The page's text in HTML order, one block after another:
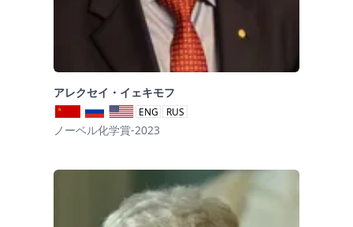
アレクセイ・イェキモフ
ENG RUS
ノーベル化学賞-2023